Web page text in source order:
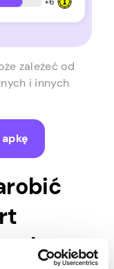
zależeć od
i innych